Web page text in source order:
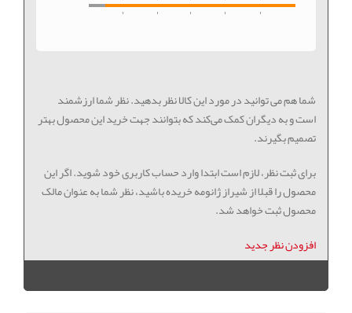
شما هم می توانید در مورد این کالا نظر بدهید. نظر شما ارزشمند
است و به دیگران کمک می‌کند که بتوانند جهت خرید این محصول بهتر
تصمیم بگیرند.
برای ثبت نظر، لازم است ابتدا وارد حساب کاربری خود شوید. اگر این
محصول را قبلا از شیراز ژانومه خریده باشید، نظر شما به عنوان مالک
محصول ثبت خواهد شد.
افزودن نظر جدید